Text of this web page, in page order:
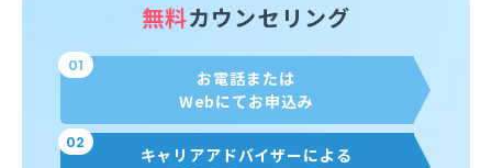
無料カウンセリング
01
お電話または
Webにてお申込み
02
キャリアアドバイザーによる